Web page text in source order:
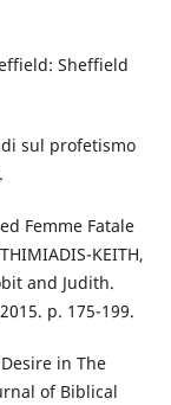
Sheffield
sul profetismo
Femme Fatale
KEITH,
and Judith.
p. 175-199.
in The
of Biblical